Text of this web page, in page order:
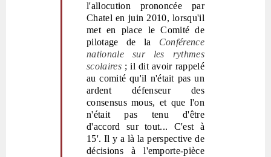
l'allocution prononcée par
Chatel en juin 2010, lorsqu'il
met en place le Comité de
pilotage de la Conférence
nationale sur les rythmes
scolaires ; il dit avoir rappelé
au comité qu'il n'était pas un
ardent défenseur des
consensus mous, et que l'on
n'était pas tenu d'être
d'accord sur tout... C'est à
15'. Il y a là la perspective de
décisions à l'emporte-pièce